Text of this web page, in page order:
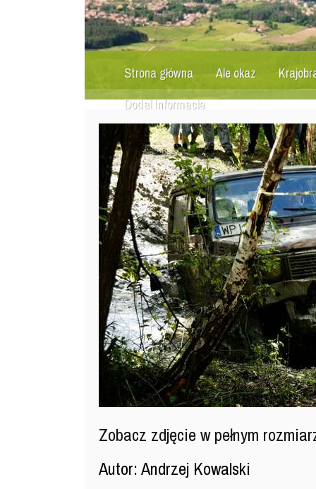
Strona główna Ale okaz
Dodaj informację
Zobacz zdjęcie w pełnym
Autor: Andrzej Kowalski